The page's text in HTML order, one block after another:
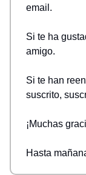
email.
Si te ha
amigo.
Si te han
suscrito,
¡Muchas
Hasta